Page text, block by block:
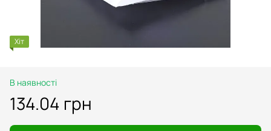
Хіт
В наявності
134.04 грн